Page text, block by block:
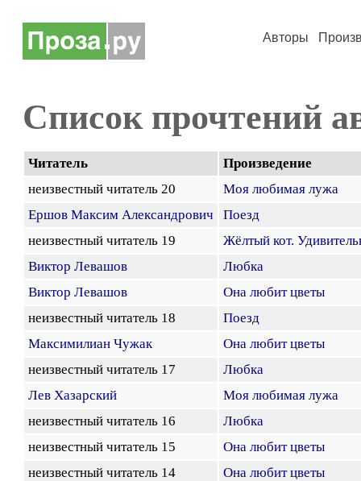
Авторы
Список прочтений
Читатель
Произведение
неизвестный читатель 20
Моя любимая лужа
Ершов Максим Александрович
Поезд
неизвестный читатель 19
Жёлтый кот.
Виктор Левашов
Любка
Виктор Левашов
Она любит цветы
неизвестный читатель 18
Поезд
Максимилиан Чужак
Она любит цветы
неизвестный читатель 17
Любка
Лев Хазарский
Моя любимая лужа
неизвестный читатель 16
Любка
неизвестный читатель 15
Она любит цветы
неизвестный читатель 14
Она любит цветы